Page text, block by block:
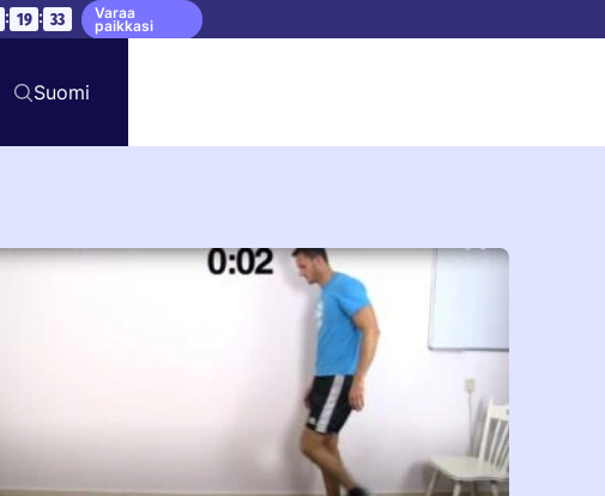
: 19 : 32 Varaa
paikkasi
Suomi